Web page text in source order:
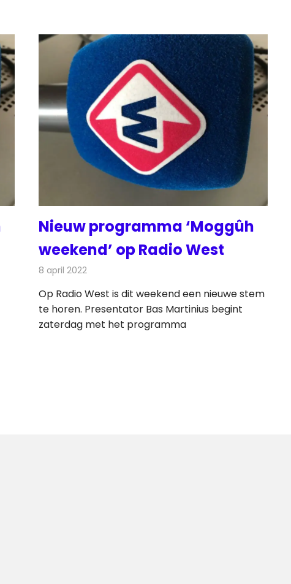
Nieuw programma ‘Moggûh
weekend’ op Radio West
8 april 2022
Op Radio West is dit weekend een nieuwe stem
te horen. Presentator Bas Martinius begint
zaterdag met het programma